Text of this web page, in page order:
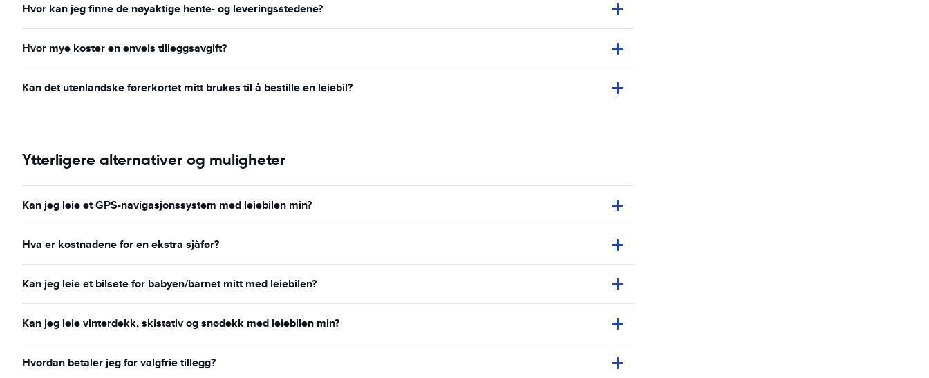
Hvor kan jeg finne de nøyaktige hente- og leveringsstedene?
Hvor mye koster en enveis tilleggsavgift?
Kan det utenlandske førerkortet mitt brukes til å bestille en leiebil?
Ytterligere alternativer og muligheter
Kan jeg leie et GPS-navigasjonssystem med leiebilen min?
Hva er kostnadene for en ekstra sjåfør?
Kan jeg leie et bilsete for babyen/barnet mitt med leiebilen?
Kan jeg leie vinterdekk, skistativ og snødekk med leiebilen min?
Hvordan betaler jeg for valgfrie tillegg?